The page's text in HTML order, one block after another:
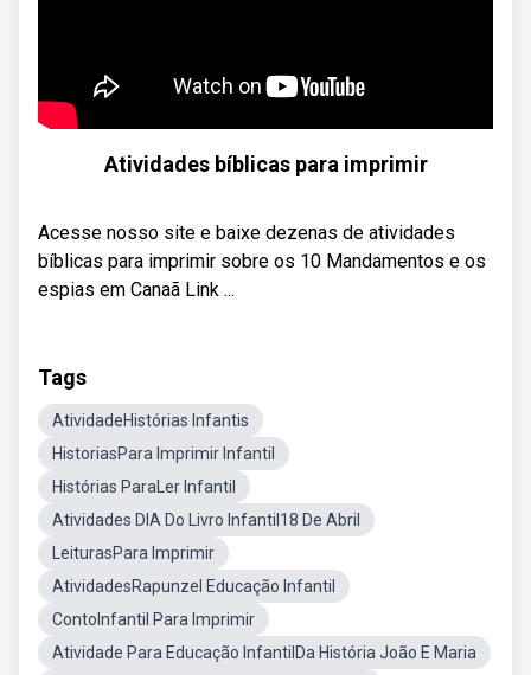
Atividades bíblicas para imprimir
Acesse nosso site e baixe dezenas de atividades
bíblicas para imprimir sobre os 10 Mandamentos e os
espias em Canaã Link ...
Tags
AtividadeHistórias Infantis
HistoriasPara Imprimir Infantil
Histórias ParaLer Infantil
Atividades DIA Do Livro Infantil18 De Abril
LeiturasPara Imprimir
AtividadesRapunzel Educação Infantil
ContoInfantil Para Imprimir
Atividade Para Educação InfantilDa História João E Maria